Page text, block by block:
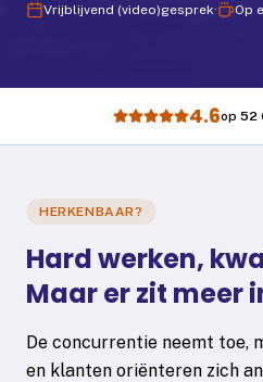
Vrijblijvend (video)gesprek· Op
4.6op 52
HERKENBAAR?
Hard werken,
Maar er zit meer
De concurrentie neemt toe,
en klanten oriënteren zich